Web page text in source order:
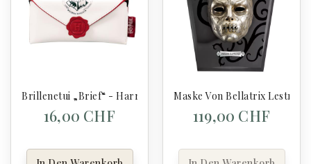
Brillenetui „Brief“ - Harry Potter
16,00 CHF
Maske Von Bellatrix
119,00 CHF